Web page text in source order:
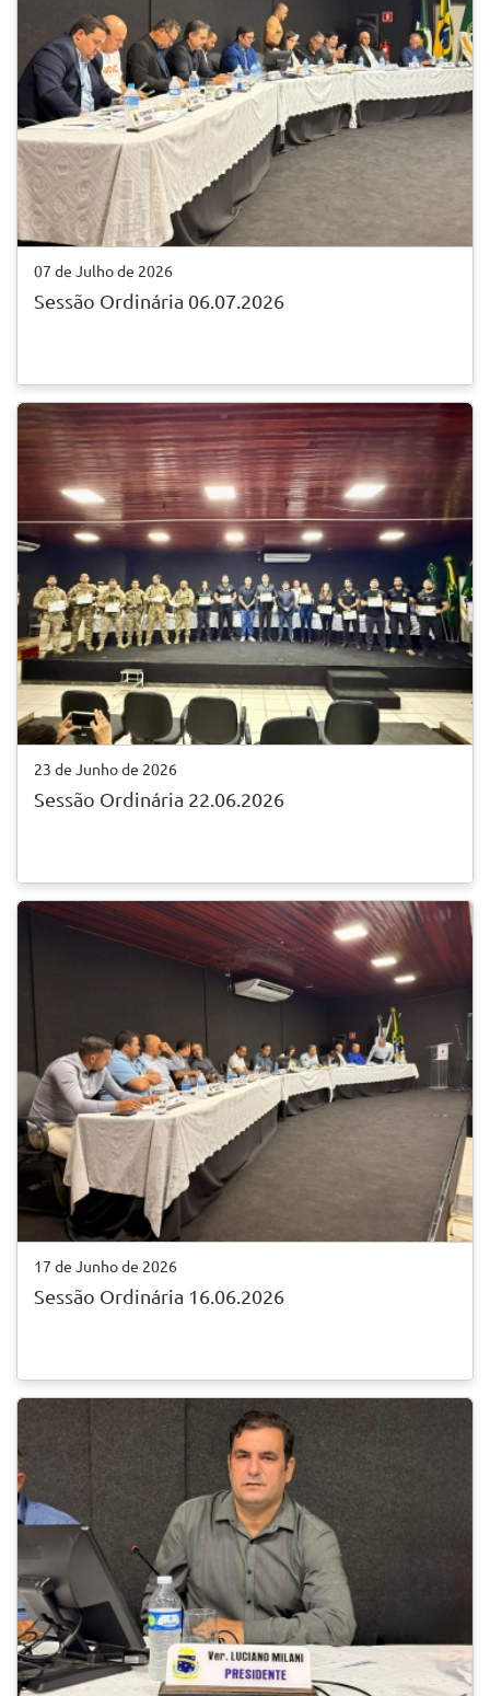
07 de Julho de 2026
Sessão Ordinária 06.07.2026
23 de Junho de 2026
Sessão Ordinária 22.06.2026
17 de Junho de 2026
Sessão Ordinária 16.06.2026